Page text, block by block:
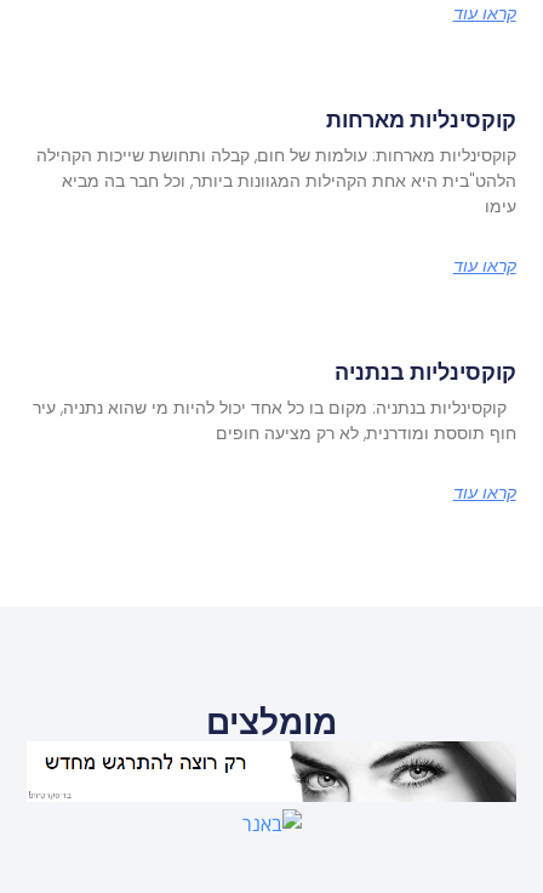
קראו עוד
קוקסינליות מארחות
קוקסינליות מארחות: עולמות של חום, קבלה ותחושת שייכות הקהילה
הלהט"בית היא אחת הקהילות המגוונות ביותר, וכל חבר בה מביא
עימו
קראו עוד
קוקסינליות בנתניה
קוקסינליות בנתניה: מקום בו כל אחד יכול להיות מי שהוא נתניה, עיר
חוף תוססת ומודרנית, לא רק מציעה חופים
קראו עוד
מומלצים